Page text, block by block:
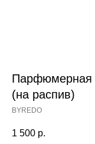
Парфюмерная
(на распив)
BYREDO
1 500 р.